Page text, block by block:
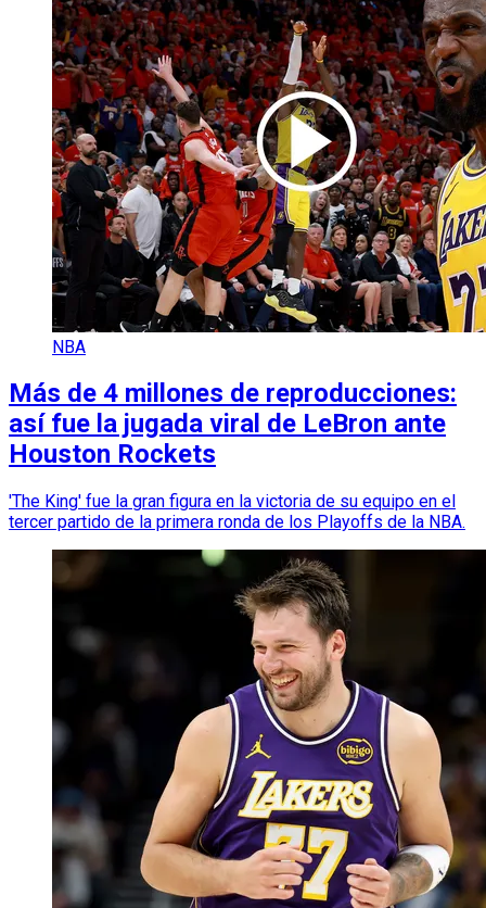
NBA
Más de 4 millones de reproducciones:
así fue la jugada viral de LeBron ante
Houston Rockets
'The King' fue la gran figura en la victoria de su equipo en el
tercer partido de la primera ronda de los Playoffs de la NBA.